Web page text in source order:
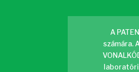
A
számára.